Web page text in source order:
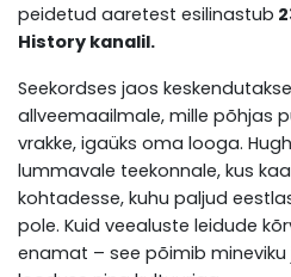
peidetud aaretest esilinastub
History kanalil.
Seekordses jaos
allveemaailmale, mille põhjas
vrakke, igaüks oma looga.
lummavale teekonnale, kus
kohtadesse, kuhu paljud
pole. Kuid veealuste leidude
enamat – see põimib mineviku